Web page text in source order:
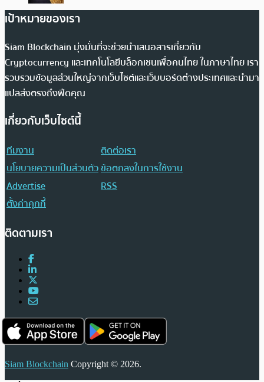
เป้าหมายของเรา
Siam Blockchain มุ่งมั่นที่จะช่วยนำเสนอสารเกี่ยวกับ
Cryptocurrency และเทคโนโลยีบล็อกเชนเพื่อคนไทย ในภาษาไทย เรา
รวบรวมข้อมูลส่วนใหญ่จากเว็บไซต์และเว็บบอร์ดต่างประเทศและนำมา
แปลส่งตรงถึงฟีดคุณ
เกี่ยวกับเว็บไซต์นี้
ทีมงาน
ติดต่อเรา
นโยบายความเป็นส่วนตัวข้อตกลงในการใช้งาน
Advertise
RSS
ตั้งค่าคุกกี้
ติดตามเรา
Siam Blockchain Copyright © 2026.